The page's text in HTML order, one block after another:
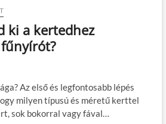
ki a kertedhez
Az első és legfontosabb lépés
milyen típusú és méretű kerttel
sok bokorral vagy fával…